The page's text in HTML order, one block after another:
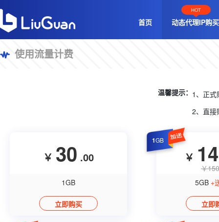
首页
HOT
动态代理IP购买
使用流量计费
温馨提示： 1、正
2、直接
￥ 30 .00
1GB
立即购买
1GB
￥
￥
5GB +
立即